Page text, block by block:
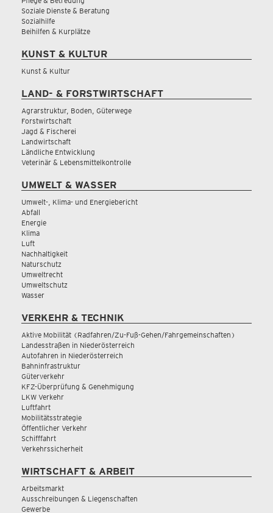
Soziale Dienste & Beratung
Sozialhilfe
Beihilfen & Kurplätze
KUNST & KULTUR
Kunst & Kultur
LAND- & FORSTWIRTSCHAFT
Agrarstruktur, Boden, Güterwege
Forstwirtschaft
Jagd & Fischerei
Landwirtschaft
Ländliche Entwicklung
Veterinär & Lebensmittelkontrolle
UMWELT & WASSER
Umwelt-, Klima- und Energiebericht
Abfall
Energie
Klima
Luft
Nachhaltigkeit
Naturschutz
Umweltrecht
Umweltschutz
Wasser
VERKEHR & TECHNIK
Aktive Mobilität (Radfahren/Zu-Fuß-Gehen/Fahrgemeinschaften)
Landesstraßen in Niederösterreich
Autofahren in Niederösterreich
Bahninfrastruktur
Güterverkehr
KFZ-Überprüfung & Genehmigung
LKW Verkehr
Luftfahrt
Mobilitätsstrategie
Öffentlicher Verkehr
Schifffahrt
Verkehrssicherheit
WIRTSCHAFT & ARBEIT
Arbeitsmarkt
Ausschreibungen & Liegenschaften
Gewerbe